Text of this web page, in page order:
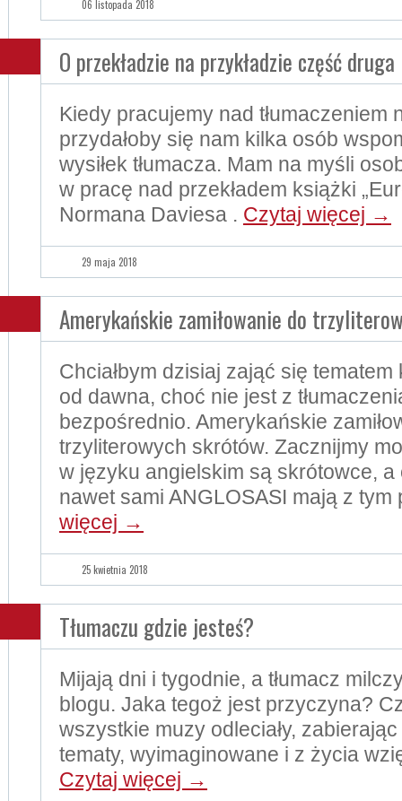
06 listopada 2018
O przekładzie na przykładzie część druga
Kiedy pracujemy nad tłumaczeniem
przydałoby się nam kilka osób
wysiłek tłumacza. Mam na myśli
w pracę nad przekładem książki
Normana Daviesa . Czytaj więcej →
29 maja 2018
Amerykańskie zamiłowanie do
Chciałbym dzisiaj zająć się
od dawna, choć nie jest z
bezpośrednio. Amerykańskie
trzyliterowych skrótów. Zacznijmy
w języku angielskim są skrótowce, a
nawet sami ANGLOSASI mają z
więcej →
25 kwietnia 2018
Tłumaczu gdzie jesteś?
Mijają dni i tygodnie, a tłumacz
blogu. Jaka tegoż jest przyczyna?
wszystkie muzy odleciały,
tematy, wyimaginowane i z życia
Czytaj więcej →